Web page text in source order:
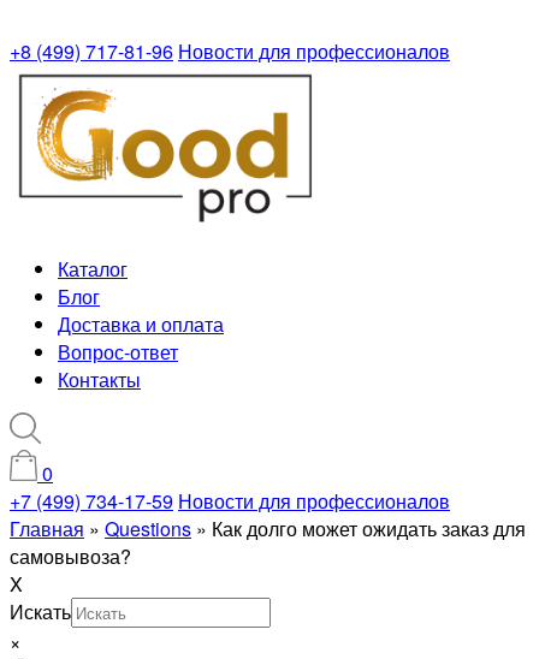
+8 (499) 717-81-96 Новости для профессионалов
Каталог
Блог
Доставка и оплата
Вопрос-ответ
Контакты
0
+7 (499) 734-17-59 Новости для профессионалов
Главная » Questions » Как долго может ожидать заказ для
самовывоза?
X
Искать
×